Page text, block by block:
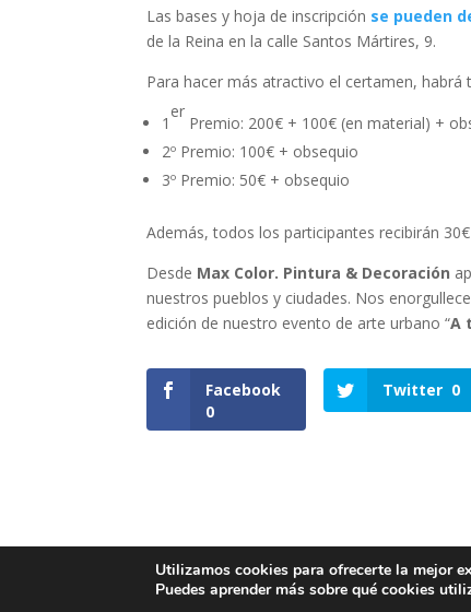
Las bases y hoja de inscripción se pueden
de la Reina en la calle Santos Mártires, 9.
Para hacer más atractivo el certamen, habrá
1
er
Premio: 200€ + 100€ (en material) +
2º Premio: 100€ + obsequio
3º Premio: 50€ + obsequio
Además, todos los participantes recibirán
Desde Max Color. Pintura & Decoración
nuestros pueblos y ciudades. Nos
edición de nuestro evento de arte urbano “A
Facebook
0
Twitter 0
Aviso legal|Política de privacidad|
Utilizamos cookies para ofrecerte la mejor
Puedes aprender más sobre qué cookies